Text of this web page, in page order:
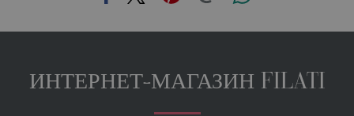
ИНТЕРНЕТ-МАГАЗИН FILATI